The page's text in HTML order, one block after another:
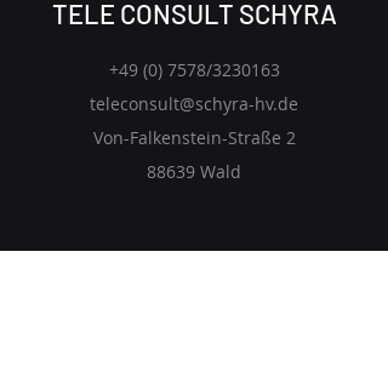
TELE CONSULT SCHYRA
+49 (0) 7578/3230163
teleconsult@schyra-hv.de
Von-Falkenstein-Straße 2
88639 Wald